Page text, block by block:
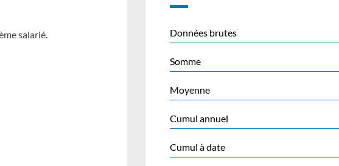
salarié. Données brutes
Somme
Moyenne
Cumul annuel
Cumul à date